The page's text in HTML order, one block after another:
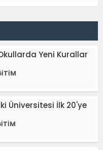
Yeni Kurallar
Üniversitesi İlk 20'ye